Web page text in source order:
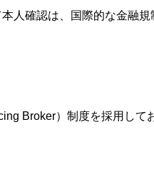
人確認は、国際的な金融
Broker）制度を採用し